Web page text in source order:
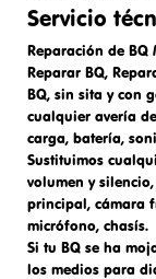
Servicio
Reparación de BQ
Reparar BQ,
BQ, sin sita y con
cualquier avería
carga, batería,
Sustituimos
volumen y
principal, cámara
micrófono, chasís.
Si tu BQ se ha
los medios para